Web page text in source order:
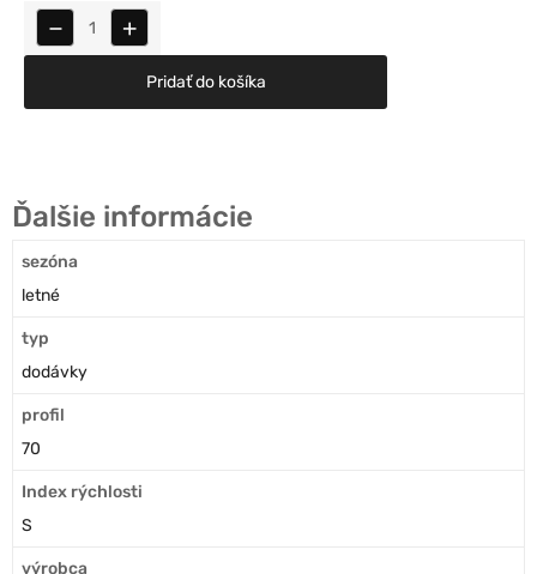
− +
Pridať do košíka
Ďalšie informácie
sezóna
letné
typ
dodávky
profil
70
Index rýchlosti
S
výrobca